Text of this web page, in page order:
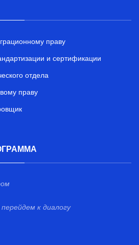
праву
и сертификации
отдела
праву
к диалогу